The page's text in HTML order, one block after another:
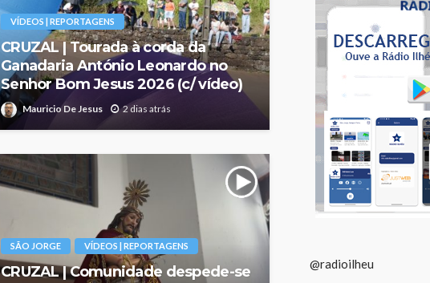
VÍDEOS | REPORTAGENS
CRUZAL | Tourada à corda da
Ganadaria António Leonardo no
Senhor Bom Jesus 2026 (c/ vídeo)
Mauricio De Jesus 2 dias atrás
SÃO JORGE VÍDEOS | REPORTAGENS
CRUZAL | Comunidade despede-se
@radioilheu